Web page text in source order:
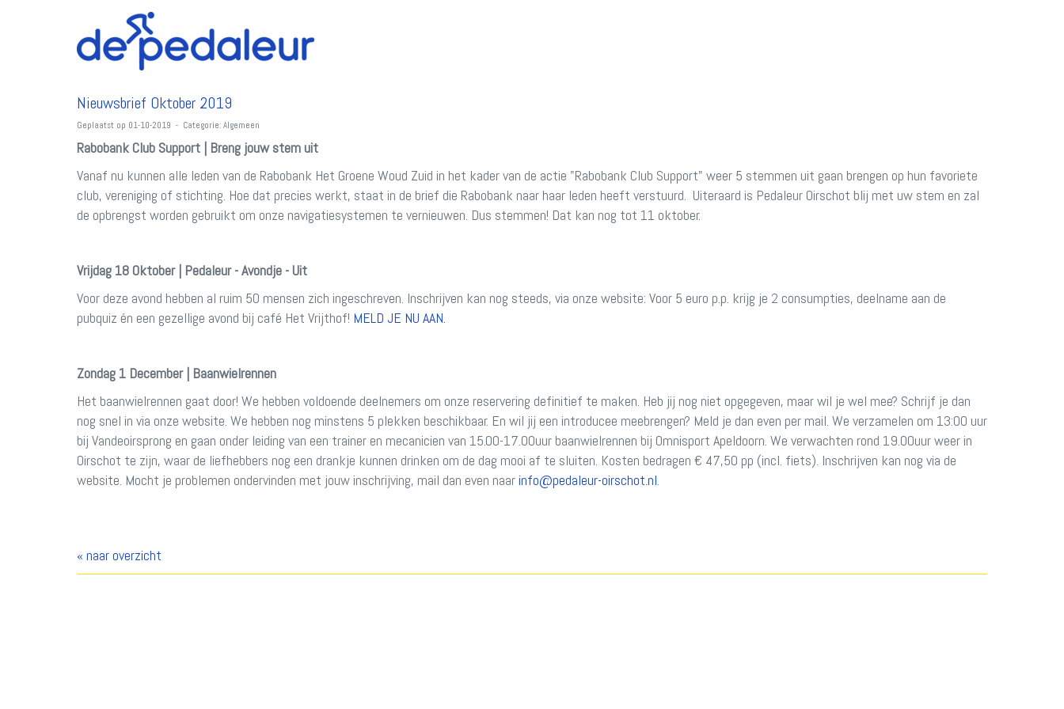
Nieuwsbrief Oktober 2019
Geplaatst op 01-10-2019 - Categorie: Algemeen
Rabobank Club Support | Breng jouw stem uit
Vanaf nu kunnen alle leden van de Rabobank Het Groene Woud Zuid in het kader van de actie "Rabobank Club Support" weer 5 stemmen uit gaan brengen op hun favoriete
club, vereniging of stichting. Hoe dat precies werkt, staat in de brief die Rabobank naar haar leden heeft verstuurd. Uiteraard is Pedaleur Oirschot blij met uw stem en zal
de opbrengst worden gebruikt om onze navigatiesystemen te vernieuwen. Dus stemmen! Dat kan nog tot 11 oktober.
Vrijdag 18 Oktober | Pedaleur - Avondje - Uit
Voor deze avond hebben al ruim 50 mensen zich ingeschreven. Inschrijven kan nog steeds, via onze website: Voor 5 euro p.p. krijg je 2 consumpties, deelname aan de
pubquiz én een gezellige avond bij café Het Vrijthof! MELD JE NU AAN.
Zondag 1 December | Baanwielrennen
Het baanwielrennen gaat door! We hebben voldoende deelnemers om onze reservering definitief te maken. Heb jij nog niet opgegeven, maar wil je wel mee? Schrijf je dan
nog snel in via onze website. We hebben nog minstens 5 plekken beschikbaar. En wil jij een introducee meebrengen? Meld je dan even per mail. We verzamelen om 13:00 uur
bij Vandeoirsprong en gaan onder leiding van een trainer en mecanicien van 15.00-17.00uur baanwielrennen bij Omnisport Apeldoorn. We verwachten rond 19.00uur weer in
Oirschot te zijn, waar de liefhebbers nog een drankje kunnen drinken om de dag mooi af te sluiten. Kosten bedragen € 47,50 pp (incl. fiets). Inschrijven kan nog via de
website. Mocht je problemen ondervinden met jouw inschrijving, mail dan even naarofni@pedaleur-oirschot.nl.
« naar overzicht